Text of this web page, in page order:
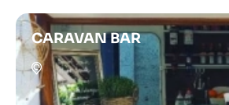
CARAVAN BAR